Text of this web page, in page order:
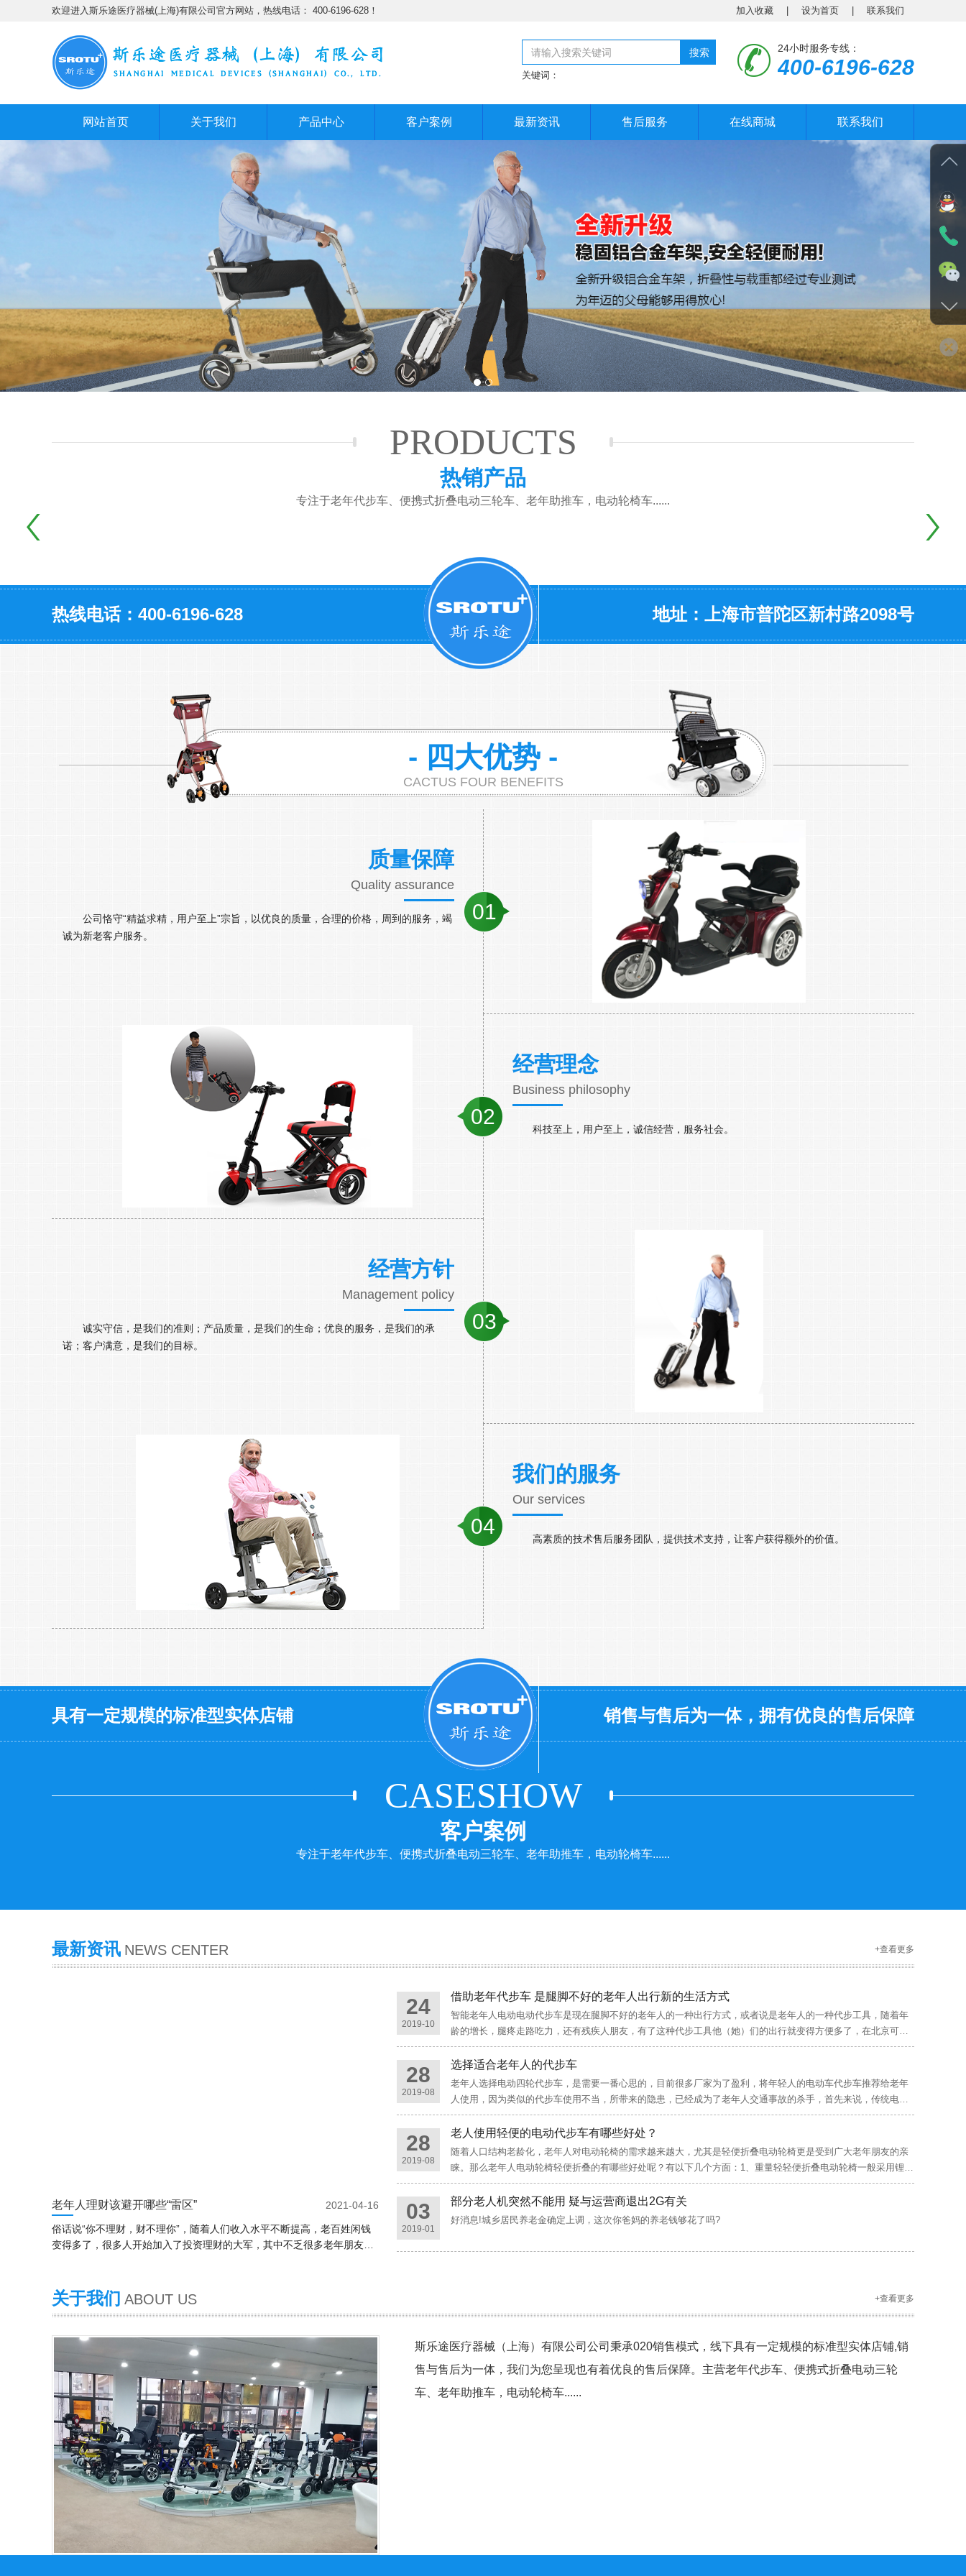
欢迎进入斯乐途医疗器械(上海)有限公司官方网站，热线电话： 400-6196-628！ 加入收藏 设为首页 联系我们
24小时服务专线：
400-6196-628
搜索
关键词：
网站首页 关于我们 产品中心 客户案例 最新资讯 售后服务 在线商城 联系我们
1 2
PRODUCTS
热销产品
专注于老年代步车、便携式折叠电动三轮车、老年助推车，电动轮椅车......
热线电话：400-6196-628 地址：上海市普陀区新村路2098号
- 四大优势 -
CACTUS FOUR BENEFITS
01
质量保障
Quality assurance
公司恪守“精益求精，用户至上”宗旨，以优良的质量，合理的价格，周到的服务，竭
诚为新老客户服务。
02
经营理念
Business philosophy
科技至上，用户至上，诚信经营，服务社会。
03
经营方针
Management policy
诚实守信，是我们的准则；产品质量，是我们的生命；优良的服务，是我们的承
诺；客户满意，是我们的目标。
04
我们的服务
Our services
高素质的技术售后服务团队，提供技术支持，让客户获得额外的价值。
具有一定规模的标准型实体店铺 销售与售后为一体，拥有优良的售后保障
CASESHOW
客户案例
专注于老年代步车、便携式折叠电动三轮车、老年助推车，电动轮椅车......
最新资讯 NEWS CENTER +查看更多
老年人理财该避开哪些“雷区” 2021-04-16
俗话说“你不理财，财不理你”，随着人们收入水平不断提高，老百姓闲钱
变得多了，很多人开始加入了投资理财的大军，其中不乏很多老年朋友，
24
2019-10
借助老年代步车 是腿脚不好的老年人出行新的生活方式
智能老年人电动电动代步车是现在腿脚不好的老年人的一种出行方式，或者说是老年人的一种代步工具，随着年
龄的增长，腿疼走路吃力，还有残疾人朋友，有了这种代步工具他（她）们的出行就变得方便多了，在北京可以
坐地铁去自己想去的地方，我自己亲自体验了一下，北京新修的地铁…
28
2019-08
选择适合老年人的代步车
老年人选择电动四轮代步车，是需要一番心思的，目前很多厂家为了盈利，将年轻人的电动车代步车推荐给老年
人使用，因为类似的代步车使用不当，所带来的隐患，已经成为了老年人交通事故的杀手，首先来说，传统电动
车虽然节约了运动量，以蓄电池为推动力，快速的占领了中低档代步…
28
2019-08
老人使用轻便的电动代步车有哪些好处？
随着人口结构老龄化，老年人对电动轮椅的需求越来越大，尤其是轻便折叠电动轮椅更是受到广大老年朋友的亲
睐。那么老年人电动轮椅轻便折叠的有哪些好处呢？有以下几个方面：1、重量轻轻便折叠电动轮椅一般采用锂电
池，航钛铝合金车架，整车重量一般在7-25公斤左右，相比传统的电…
03
2019-01
部分老人机突然不能用 疑与运营商退出2G有关
好消息!城乡居民养老金确定上调，这次你爸妈的养老钱够花了吗?
关于我们 ABOUT US +查看更多
斯乐途医疗器械（上海）有限公司公司秉承020销售模式，线下具有一定规模的标准型实体店铺,销
售与售后为一体，我们为您呈现也有着优良的售后保障。主营老年代步车、便携式折叠电动三轮
车、老年助推车，电动轮椅车......